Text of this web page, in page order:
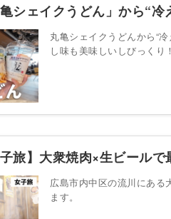
シェイクうどん」から“冷
丸亀シェイクうどんから“
し味も美味しいしびっくり
子旅】大衆焼肉×生ビール
広島市内中区の流川にある
ます。